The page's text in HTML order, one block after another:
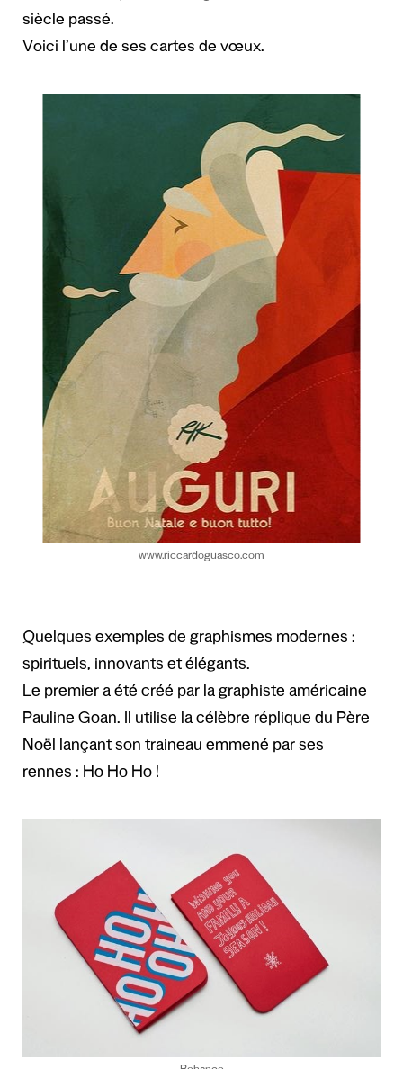
siècle passé.
Voici l’une de ses cartes de vœux.
www.riccardoguasco.com
Quelques exemples de graphismes modernes :
spirituels, innovants et élégants.
Le premier a été créé par la graphiste américaine
Pauline Goan. Il utilise la célèbre réplique du Père
Noël lançant son traineau emmené par ses
rennes : Ho Ho Ho !